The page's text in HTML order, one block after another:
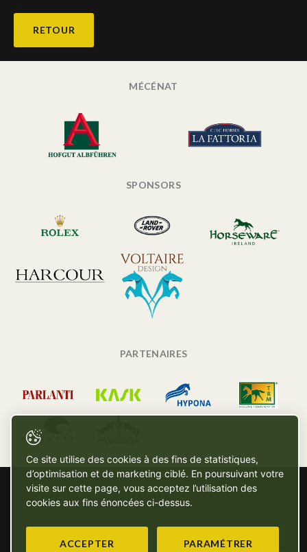
RETOUR
MÉCÉNAT
SPONSORS
PARTENAIRES
Ce site utilise des cookies à des fins de statistiques,
d’optimisation et de marketing ciblé. En poursuivant votre
visite sur cette page, vous acceptez l’utilisation des
cookies aux fins énoncées ci-dessus.
ACCEPTER PARAMÉTRER